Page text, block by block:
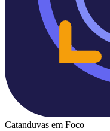
Catanduvas em Foco